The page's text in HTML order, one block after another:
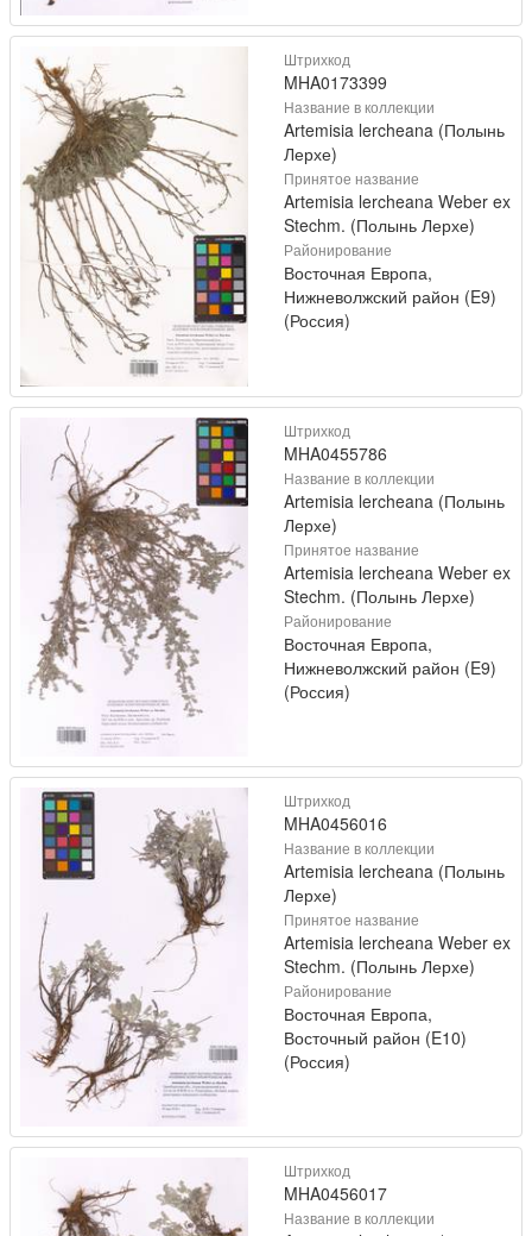
Штрихкод
MHA0173399
Название в коллекции
Artemisia lercheana (Полынь
Лерхе)
Принятое название
Artemisia lercheana Weber ex
Stechm. (Полынь Лерхе)
Районирование
Восточная Европа,
Нижневолжский район (E9)
(Россия)
Штрихкод
MHA0455786
Название в коллекции
Artemisia lercheana (Полынь
Лерхе)
Принятое название
Artemisia lercheana Weber ex
Stechm. (Полынь Лерхе)
Районирование
Восточная Европа,
Нижневолжский район (E9)
(Россия)
Штрихкод
MHA0456016
Название в коллекции
Artemisia lercheana (Полынь
Лерхе)
Принятое название
Artemisia lercheana Weber ex
Stechm. (Полынь Лерхе)
Районирование
Восточная Европа,
Восточный район (E10)
(Россия)
Штрихкод
MHA0456017
Название в коллекции